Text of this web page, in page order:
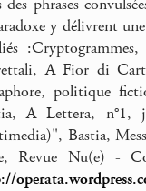
des phrases
y délivrent
A Fior di
politique
A Lettera, n°1,
Bastia,
Revue Nu(e) -